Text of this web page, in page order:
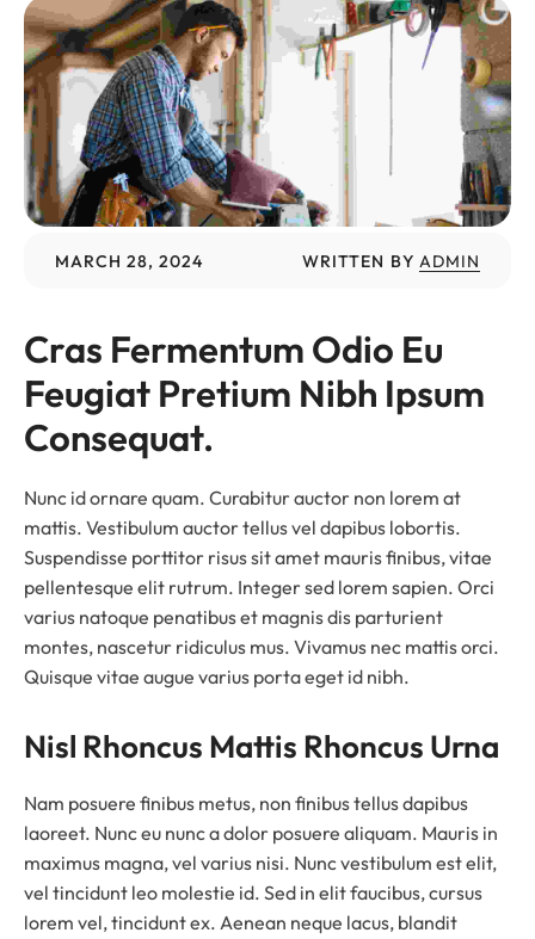
MARCH 28, 2024 WRITTEN BY ADMIN
Cras Fermentum Odio Eu
Feugiat Pretium Nibh Ipsum
Consequat.
Nunc id ornare quam. Curabitur auctor non lorem at
mattis. Vestibulum auctor tellus vel dapibus lobortis.
Suspendisse porttitor risus sit amet mauris finibus, vitae
pellentesque elit rutrum. Integer sed lorem sapien. Orci
varius natoque penatibus et magnis dis parturient
montes, nascetur ridiculus mus. Vivamus nec mattis orci.
Quisque vitae augue varius porta eget id nibh.
Nisl Rhoncus Mattis Rhoncus Urna
Nam posuere finibus metus, non finibus tellus dapibus
laoreet. Nunc eu nunc a dolor posuere aliquam. Mauris in
maximus magna, vel varius nisi. Nunc vestibulum est elit,
vel tincidunt leo molestie id. Sed in elit faucibus, cursus
lorem vel, tincidunt ex. Aenean neque lacus, blandit